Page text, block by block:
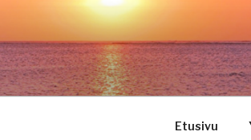
Etusivu